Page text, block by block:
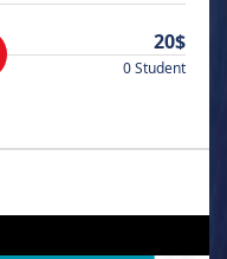
20$
0 Student